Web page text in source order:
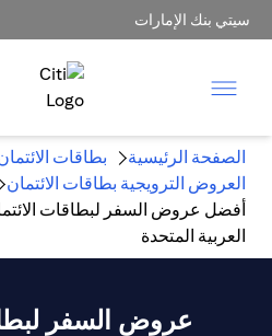
سيتي بنك الإمارات
الصفحة الرئيسية
بطاقات
العروض الترويجية بطاقات الائتمان
أفضل عروض السفر لبطاقات
العربية المتحدة
عروض السفر